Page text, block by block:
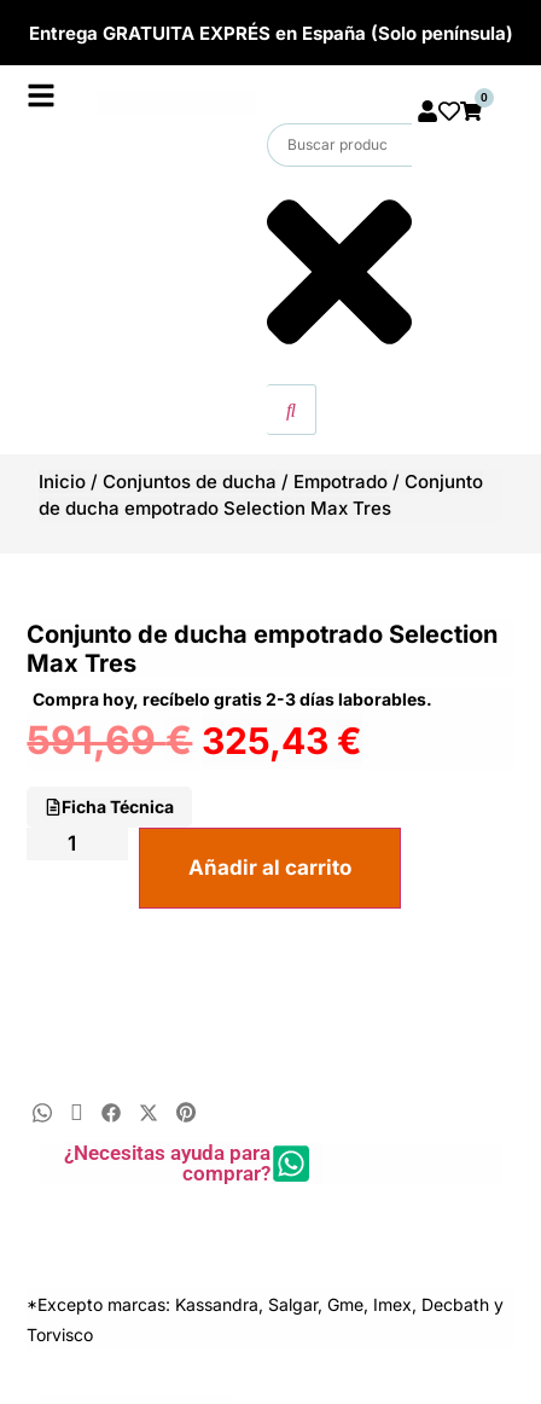
Entrega GRATUITA EXPRÉS en España (Solo península)
0
Inicio /Conjuntos de ducha / Empotrado /Conjunto
de ducha empotrado Selection Max Tres
Conjunto de ducha empotrado Selection
Max Tres
Compra hoy, recíbelo gratis 2-3 días laborables.
591,69€ 325,43 €
Ficha Técnica
Añadir al carrito
¿Necesitas ayuda para
comprar?
*Excepto marcas: Kassandra, Salgar, Gme, Imex, Decbath y
Torvisco